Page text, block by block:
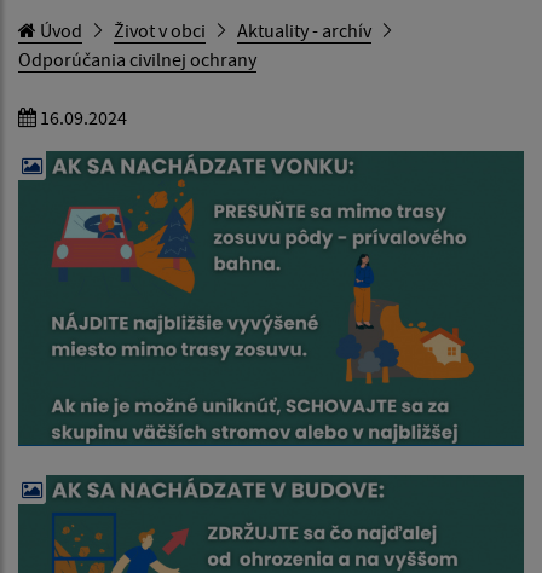
Úvod Život v obci
Aktuality - archív
Odporúčania civilnej ochrany
16.09.2024